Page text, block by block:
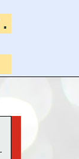
करा